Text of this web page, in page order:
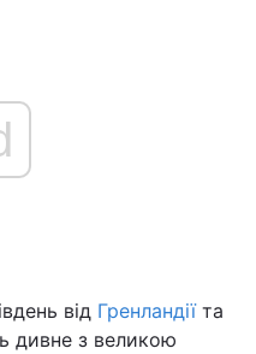
від Гренландіїта
дивне з великою